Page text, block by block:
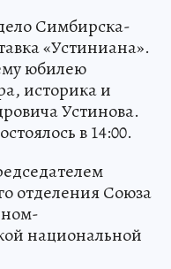
Симбирска-
«Устиниана».
юбилею
историка и
Устинова.
в 14:00.
отделения Союза
национальной